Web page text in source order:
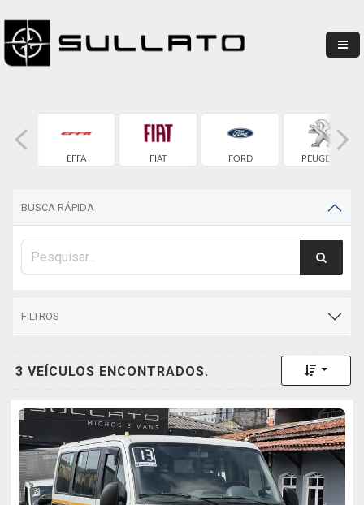
EFFA FIAT FORD PEUGEOT
BUSCA RÁPIDA
FILTROS
3 VEÍCULOS ENCONTRADOS. Toggle